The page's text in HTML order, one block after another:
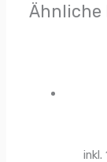
Ähnliche
inkl.